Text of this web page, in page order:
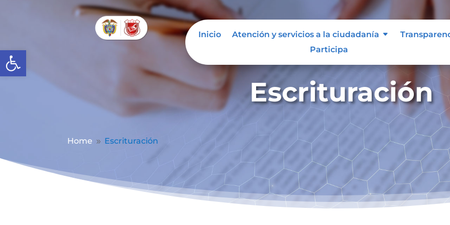
Abrir barra de herramientas
Inicio Atención y servicios a la ciudadanía
Participa
Escrituración
Home 9 Escrituración